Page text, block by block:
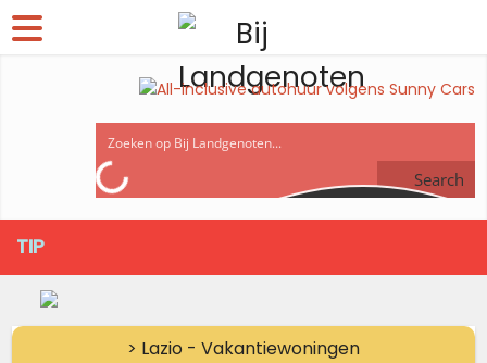
Search
TIP
> Lazio - Vakantiewoningen